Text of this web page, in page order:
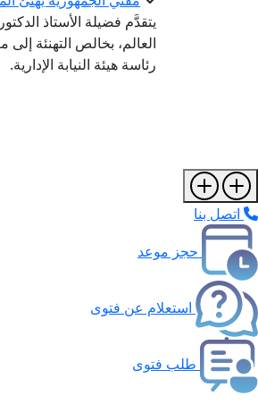
يتقدَّم فضيلة الأستاذ
العالم، بخالص التهنئة
رئاسة هيئة النيابة الإدارية.
اتصل بنا
حجز موعد
استعلام عن فتوى
طلب فتوى